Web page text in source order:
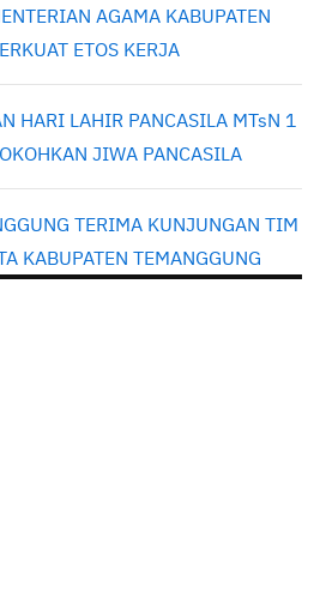
AGAMA KABUPATEN
ETOS KERJA
HARI LAHIR PANCASILA MTsN 1
JIWA PANCASILA
TERIMA KUNJUNGAN TIM
KABUPATEN TEMANGGUNG